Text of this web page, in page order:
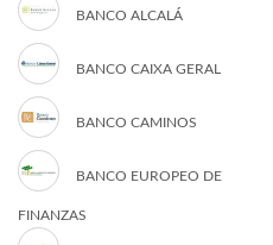
BANCO ALCALÁ
BANCO CAIXA GERAL
BANCO CAMINOS
BANCO EUROPEO DE
FINANZAS